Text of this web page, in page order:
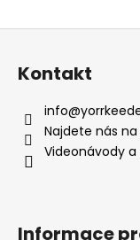
Z
Kontakt
info@
Najdete nás
Videonávody
Informace